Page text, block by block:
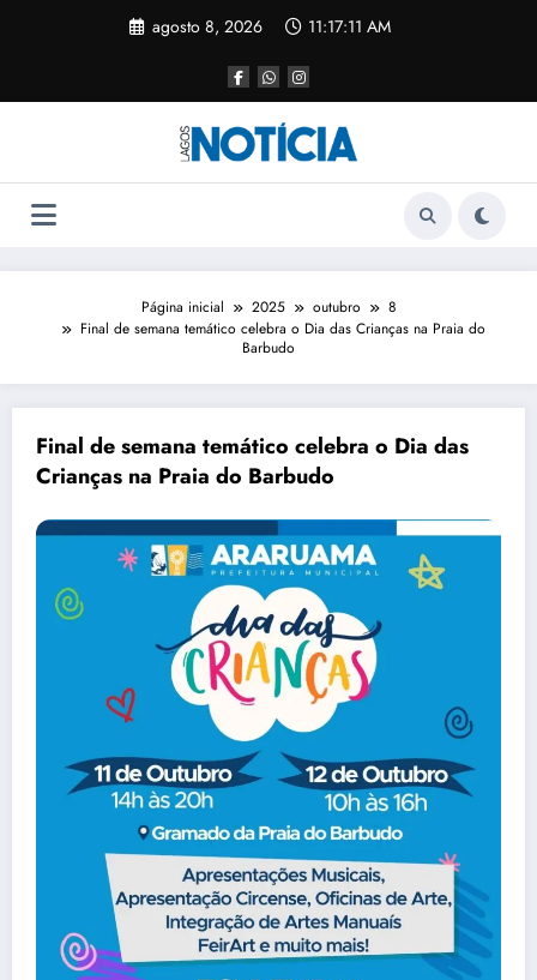
agosto 8, 2026 11:17:11 AM
Página inicial 2025 outubro
8
Final de semana temático celebra o Dia das Crianças na Praia do
Barbudo
Final de semana temático celebra o Dia das
Crianças na Praia do Barbudo